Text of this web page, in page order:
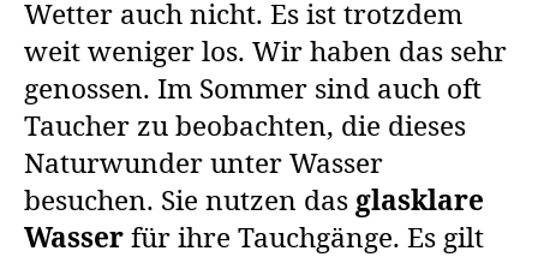
Wetter auch nicht. Es ist trotzdem
weit weniger los. Wir haben das sehr
genossen. Im Sommer sind auch oft
Taucher zu beobachten, die dieses
Naturwunder unter Wasser
besuchen. Sie nutzen das glasklare
Wasser für ihre Tauchgänge. Es gilt